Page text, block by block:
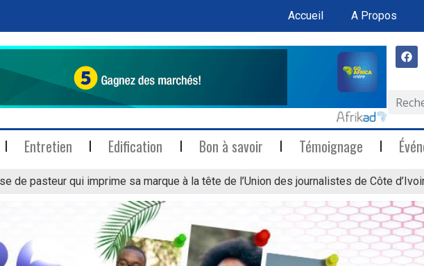
Accueil A Propos
Entretien Edification Bon à savoir Témoignage
de pasteur qui imprime sa marque à la tête de l’Union des journalistes de Côte